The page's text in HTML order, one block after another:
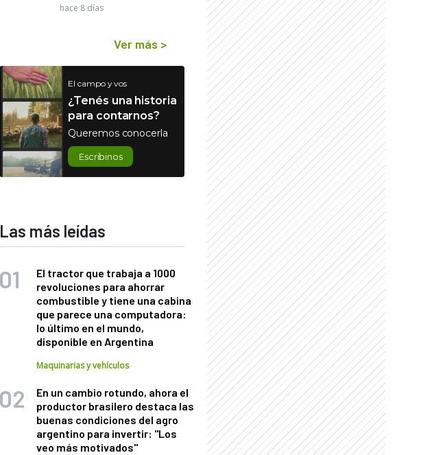
hace 8 días
Ver más >
El campo y vos
¿Tenés una historia
para contarnos?
Queremos conocerla
Escribinos
Las más leídas
El tractor que trabaja a 1000
revoluciones para ahorrar
combustible y tiene una cabina
que parece una computadora:
lo último en el mundo,
disponible en Argentina
Maquinarias y vehículos
En un cambio rotundo, ahora el
productor brasilero destaca las
buenas condiciones del agro
argentino para invertir: "Los
veo más motivados"